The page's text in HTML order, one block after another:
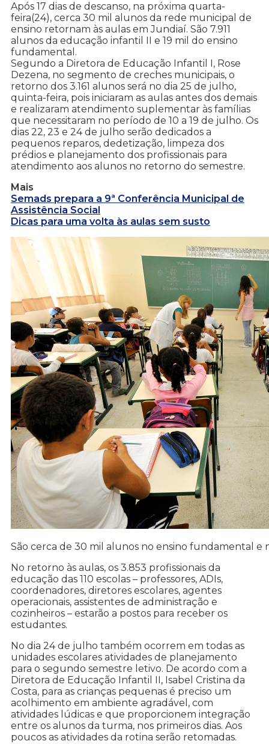
Após 17 dias de descanso, na próxima quarta-
feira(24), cerca 30 mil alunos da rede municipal de
ensino retornam às aulas em Jundiaí. São 7.911
alunos da educação infantil II e 19 mil do ensino
fundamental.
Segundo a Diretora de Educação Infantil I, Rose
Dezena, no segmento de creches municipais, o
retorno dos 3.161 alunos será no dia 25 de julho,
quinta-feira, pois iniciaram as aulas antes dos demais
e realizaram atendimento suplementar às famílias
que necessitaram no período de 10 a 19 de julho. Os
dias 22, 23 e 24 de julho serão dedicados a
pequenos reparos, dedetização, limpeza dos
prédios e planejamento dos profissionais para
atendimento aos alunos no retorno do semestre.
Mais
Semads prepara a 9ª Conferência Municipal de
Assistência Social
Dicas para uma volta às aulas sem susto
São cerca de 30 mil alunos no ensino fundamental e
No retorno às aulas, os 3.853 profissionais da
educação das 110 escolas – professores, ADIs,
coordenadores, diretores escolares, agentes
operacionais, assistentes de administração e
cozinheiros – estarão a postos para receber os
estudantes.
No dia 24 de julho também ocorrem em todas as
unidades escolares atividades de planejamento
para o segundo semestre letivo. De acordo com a
Diretora de Educação Infantil II, Isabel Cristina da
Costa, para as crianças pequenas é preciso um
acolhimento em ambiente agradável, com
atividades lúdicas e que proporcionem integração
entre os alunos da turma, nos primeiros dias. Aos
poucos as atividades da rotina serão retomadas.